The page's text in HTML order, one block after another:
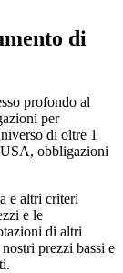
di
profondo al
per
di oltre 1
obbligazioni
e altri criteri
e le
di altri
prezzi bassi e